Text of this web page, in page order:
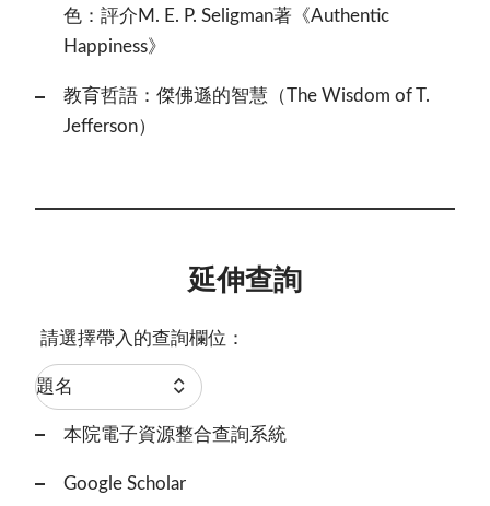
色：評介M. E. P. Seligman著《Authentic
Happiness》
教育哲語：傑佛遜的智慧（The Wisdom of T.
Jefferson）
延伸查詢
請選擇帶入的查詢欄位：
本院電子資源整合查詢系統
Google Scholar